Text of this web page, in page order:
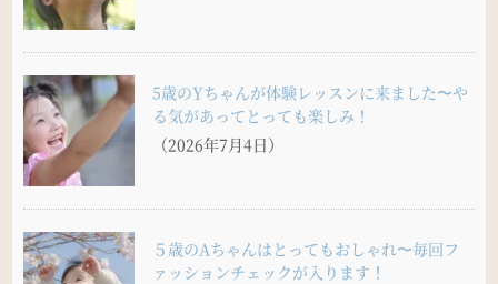
5歳のYちゃんが体験レッスンに来ました〜や
る気があってとっても楽しみ！
（2026年7月4日）
５歳のAちゃんはとってもおしゃれ〜毎回フ
ァッションチェックが入ります！